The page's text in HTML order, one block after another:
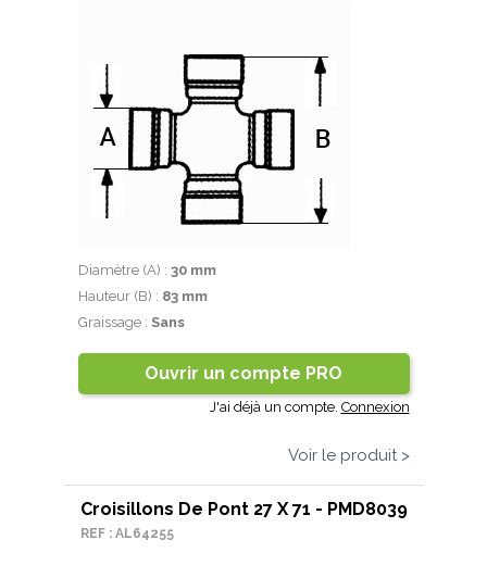
Diamètre (A) : 30 mm
Hauteur (B) : 83 mm
Graissage : Sans
Ouvrir un compte PRO
J'ai déjà un compte. Connexion
Voir le produit >
Croisillons De Pont 27 X 71 - PMD8039
REF : AL64255